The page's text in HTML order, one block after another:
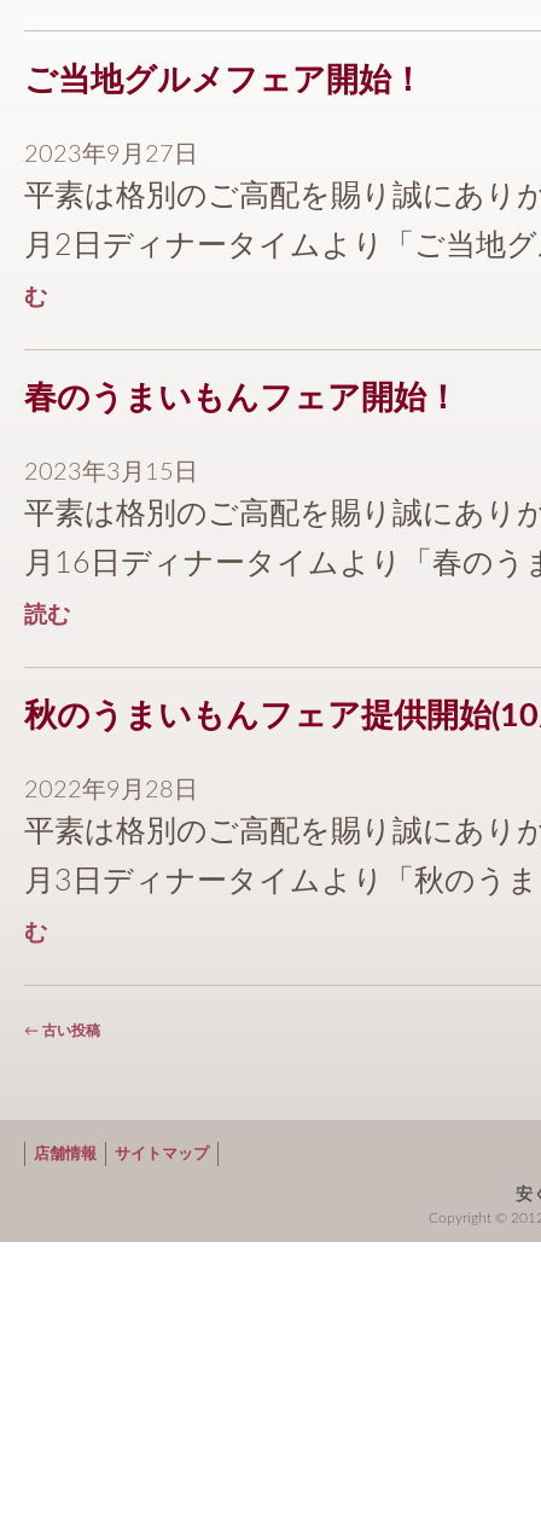
ご当地グルメフェア開始！
2023年9月27日
平素は格別のご高配を賜り誠にあり
月2日ディナータイムより「ご当地
む
春のうまいもんフェア開始！
2023年3月15日
平素は格別のご高配を賜り誠にあり
月16日ディナータイムより「春のう
読む
秋のうまいもんフェア提供開始
2022年9月28日
平素は格別のご高配を賜り誠にあり
月3日ディナータイムより「秋のう
む
投稿ナビゲーション
← 古い投稿
店舗情報 サイトマップ
安
Copyright © 2012